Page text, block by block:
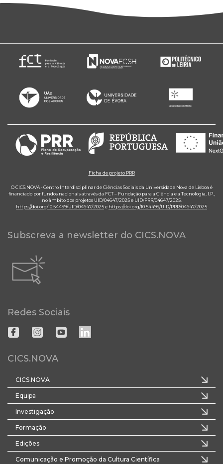
Ficha de projeto PRR
O CICS.NOVA - Centro Interdisciplinar de Ciências Sociais da Universidade Nova de Lisboa é
financiado por fundos nacionais através da FCT – Fundação para a Ciência e a Tecnologia, I.P.,
no âmbito dos projetos UID/04647/2025 e UID/PRR/04647/2025.
https://doi.org/10.54499/UID/04647/2025e https://doi.org/10.54499/UID/PRR/04647/2025
Subscreva a newsletter do CICS.NOVA
Redes Sociais
CICS.NOVA
CICS.NOVA
Equipa
Investigação
Formação
Edições
Comunicação e Promoção da Cultura Científica